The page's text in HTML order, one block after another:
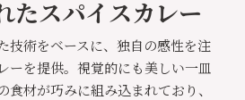
たスパイスカレー
技術をベースに、独自の感性を注
ーを提供。視覚的にも美しい一皿
食材が巧みに組み込まれており、